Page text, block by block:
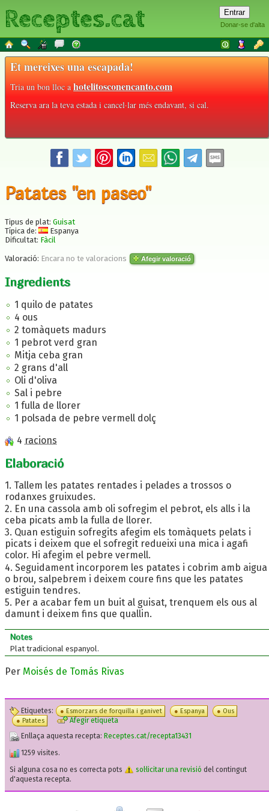
Donar-se d'alta
Receptes.cat
Et mereixes una escapada!
Tria un bon lloc ahotelitosconencanto.com
Reserva ara la teva estada i cancel·lar més endavant, si cal.
Patates "en paseo"
Tipus de plat: Guisat
Típica de:
Espanya
Dificultat: Fàcil
Valoració: Encara no te valoracions Afegir valoració
Ingredients
1 quilo de patates
4 ous
2 tomàquets madurs
1 pebrot verd gran
Mitja ceba gran
2 grans d'all
Oli d'oliva
Sal i pebre
1 fulla de llorer
1 polsada de pebre vermell dolç
4 racions
Elaboració
1. Tallem les patates rentades i pelades a trossos o
rodanxes gruixudes.
2. En una cassola amb oli sofregim el pebrot, els alls i la
ceba picats amb la fulla de llorer.
3. Quan estiguin sofregits afegim els tomàquets pelats i
picats i deixem que el sofregit redueixi una mica i agafi
color. Hi afegim el pebre vermell.
4. Seguidament incorporem les patates i cobrim amb aigua
o brou, salpebrem i deixem coure fins que les patates
estiguin tendres.
5. Per a acabar fem un buit al guisat, trenquem els ous al
damunt i deixem fins que quallin.
Notes
Plat tradicional espanyol.
Per Moisés de Tomás Rivas
Etiquetes: Esmorzars de forquilla i ganivet Espanya
Ous
Patates
Afegir etiqueta
Enllaça aquesta recepta: Receptes.cat/recepta13431
1259 visites.
Si alguna cosa no es correcta pots
sol·licitar una revisió del contingut
d'aquesta recepta.